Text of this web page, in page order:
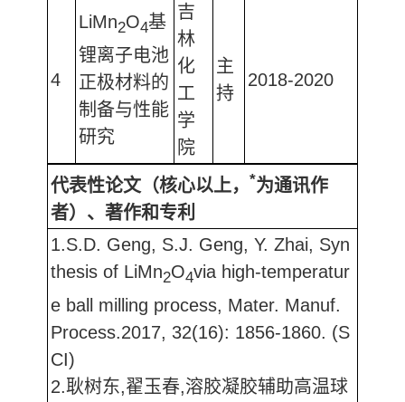
4
LiMn2O4基
锂离子电池
正极材料的
制备与性能
研究
吉
林
化
工
学
院
主
持
2018-2020
代表性论文（核心以上， *为通讯作
者）、著作和专利
1.S.D. Geng, S.J. Geng, Y. Zhai, Syn
thesis of LiMn2O4via high-temperatur
e ball milling process, Mater. Manuf.
Process.2017, 32(16): 1856-1860. (S
CI)
2.耿树东,翟玉春,溶胶凝胶辅助高温球